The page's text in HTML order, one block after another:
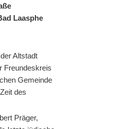
Laasphe
Altstadt
Freundeskreis
Gemeinde
des
Präger,